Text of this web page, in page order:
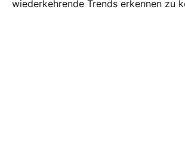
wiederkehrende Trends erkennen zu